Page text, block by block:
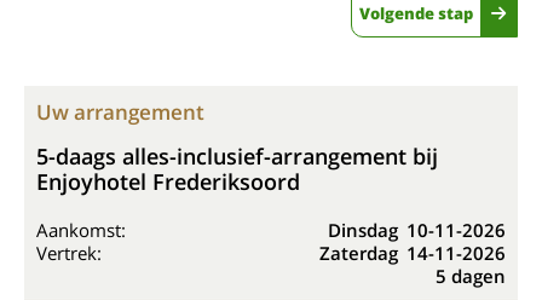
Volgende stap
Uw arrangement
5-daags alles-inclusief-arrangement bij
Enjoyhotel Frederiksoord
Aankomst: Dinsdag 10-11-2026
Vertrek:
Zaterdag 14-11-2026
5 dagen